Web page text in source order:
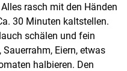
rasch mit den Händen
30 Minuten kaltstellen.
schälen und fein
Eiern, etwas
halbieren. Den